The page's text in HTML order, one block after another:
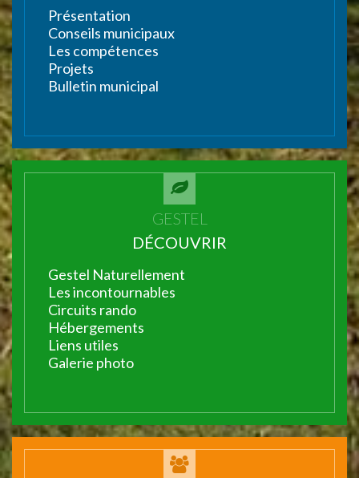
Présentation
Conseils municipaux
Les compétences
Projets
Bulletin municipal
GESTEL
DÉCOUVRIR
Gestel Naturellement
Les incontournables
Circuits rando
Hébergements
Liens utiles
Galerie photo